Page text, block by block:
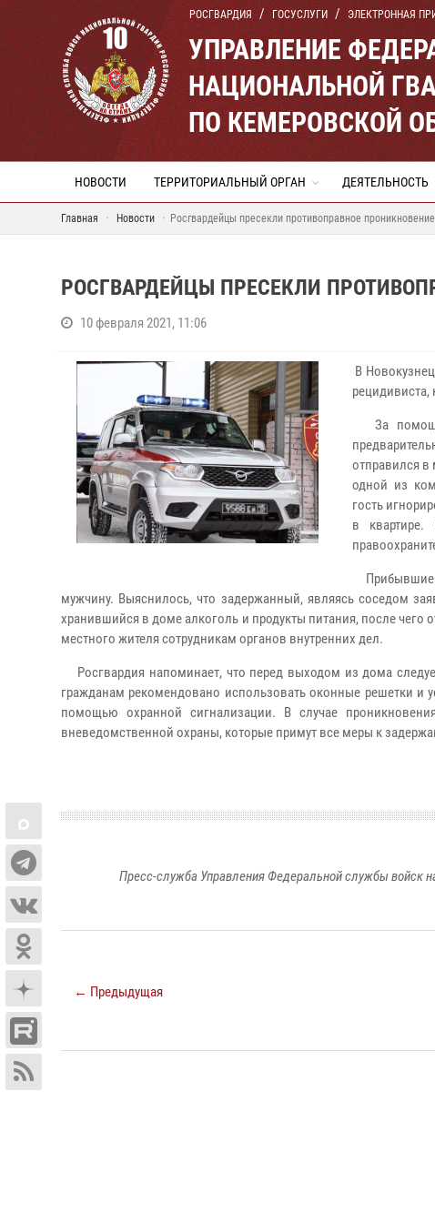
РОСГВАРДИЯ ГОСУСЛУГИ ЭЛЕКТРОННАЯ
УПРАВЛЕНИЕ
НАЦИОНАЛЬНОЙ
ПО КЕМЕРОВСКОЙ
НОВОСТИ ТЕРРИТОРИАЛЬНЫЙ ОРГАН ДЕЯТЕЛЬНОСТЬ
Главная Новости Росгвардейцы пресекли противоправное
РОСГВАРДЕЙЦЫ ПРЕСЕКЛИ
10 февраля 2021, 11:06
В
рецидивиста,
За
отправился в
одной из
гость
в квартире.
Прибывшие
мужчину. Выяснилось, что задержанный, являясь соседом
хранившийся в доме алкоголь и продукты питания, после чего
местного жителя сотрудникам органов внутренних дел.
Росгвардия напоминает, что перед выходом из дома
гражданам рекомендовано использовать оконные решетки
помощью охранной сигнализации. В случае
вневедомственной охраны, которые примут все меры к
Пресс-служба Управления Федеральной службы войск
← Предыдущая